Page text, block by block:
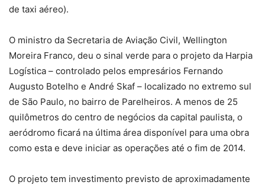
de taxi aéreo).
O ministro da Secretaria de Aviação Civil, Wellington
Moreira Franco, deu o sinal verde para o projeto da Harpia
Logística – controlado pelos empresários Fernando
Augusto Botelho e André Skaf – localizado no extremo sul
de São Paulo, no bairro de Parelheiros. A menos de 25
quilômetros do centro de negócios da capital paulista, o
aeródromo ficará na última área disponível para uma obra
como esta e deve iniciar as operações até o fim de 2014.
O projeto tem investimento previsto de aproximadamente